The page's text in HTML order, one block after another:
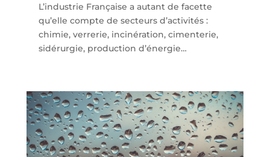
L’industrie Française a autant de facette
qu’elle compte de secteurs d’activités :
chimie, verrerie, incinération, cimenterie,
sidérurgie, production d’énergie…